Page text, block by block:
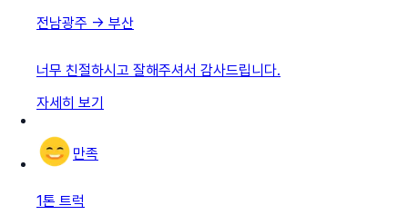
전남광주 → 부산
너무 친절하시고 잘해주셔서 감사드립니다.
자세히 보기
만족
1톤 트럭